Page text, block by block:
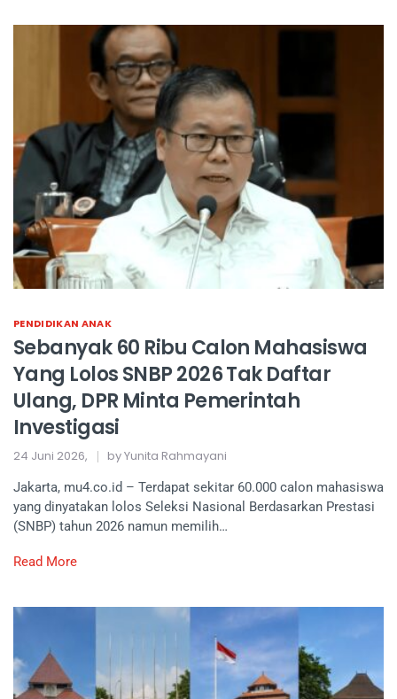
PENDIDIKAN ANAK
Sebanyak 60 Ribu Calon Mahasiswa
Yang Lolos SNBP 2026 Tak Daftar
Ulang, DPR Minta Pemerintah
Investigasi
24 Juni 2026, by Yunita Rahmayani
Jakarta, mu4.co.id – Terdapat sekitar 60.000 calon mahasiswa
yang dinyatakan lolos Seleksi Nasional Berdasarkan Prestasi
(SNBP) tahun 2026 namun memilih…
Read More